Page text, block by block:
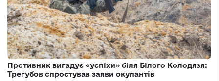
Противник вигадує «успіхи» біля Білого Колодязя:
Трегубов спростував заяви окупантів